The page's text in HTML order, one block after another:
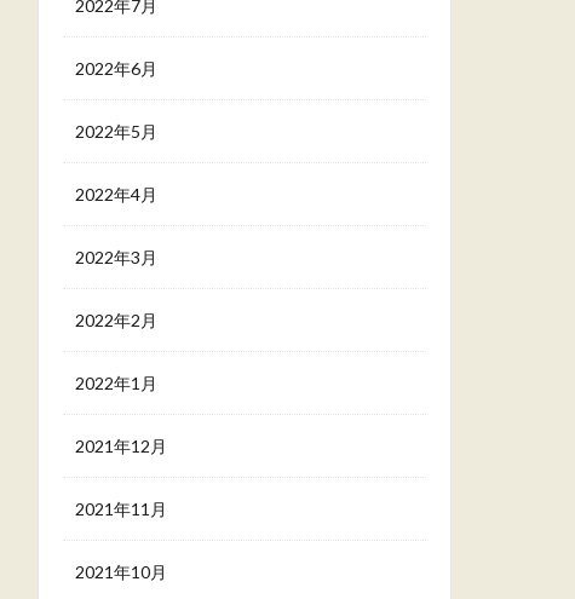
2022年7月
2022年6月
2022年5月
2022年4月
2022年3月
2022年2月
2022年1月
2021年12月
2021年11月
2021年10月